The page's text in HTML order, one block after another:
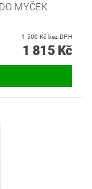
MYČEK
1 500 Kč bez DPH
1 815 Kč